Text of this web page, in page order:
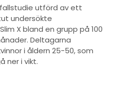
utförd av ett
undersökte
X bland en grupp på 100
Deltagarna
i åldern 25-50, som
ner i vikt.